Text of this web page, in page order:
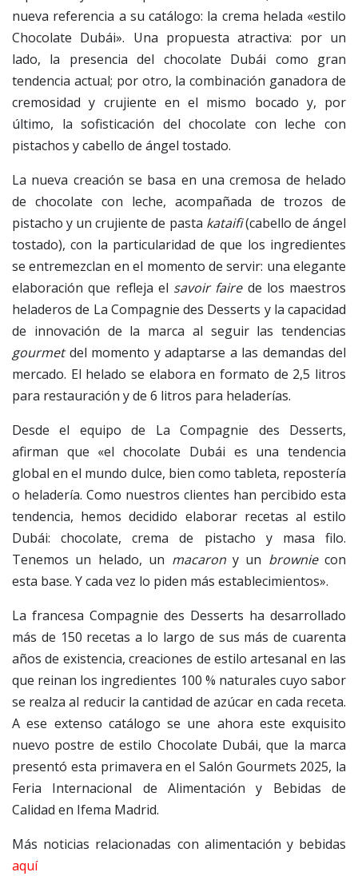
nueva referencia a su catálogo: la crema helada «estilo
Chocolate Dubái». Una propuesta atractiva: por un
lado, la presencia del chocolate Dubái como gran
tendencia actual; por otro, la combinación ganadora de
cremosidad y crujiente en el mismo bocado y, por
último, la sofisticación del chocolate con leche con
pistachos y cabello de ángel tostado.
La nueva creación se basa en una cremosa de helado
de chocolate con leche, acompañada de trozos de
pistacho y un crujiente de pasta kataifi(cabello de ángel
tostado), con la particularidad de que los ingredientes
se entremezclan en el momento de servir: una elegante
elaboración que refleja el savoir fairede los maestros
heladeros de La Compagnie des Desserts y la capacidad
de innovación de la marca al seguir las tendencias
gourmetdel momento y adaptarse a las demandas del
mercado. El helado se elabora en formato de 2,5 litros
para restauración y de 6 litros para heladerías.
Desde el equipo de La Compagnie des Desserts,
afirman que «el chocolate Dubái es una tendencia
global en el mundo dulce, bien como tableta, repostería
o heladería. Como nuestros clientes han percibido esta
tendencia, hemos decidido elaborar recetas al estilo
Dubái: chocolate, crema de pistacho y masa filo.
Tenemos un helado, un macaron y un browniecon
esta base. Y cada vez lo piden más establecimientos».
La francesa Compagnie des Desserts ha desarrollado
más de 150 recetas a lo largo de sus más de cuarenta
años de existencia, creaciones de estilo artesanal en las
que reinan los ingredientes 100 % naturales cuyo sabor
se realza al reducir la cantidad de azúcar en cada receta.
A ese extenso catálogo se une ahora este exquisito
nuevo postre de estilo Chocolate Dubái, que la marca
presentó esta primavera en el Salón Gourmets 2025, la
Feria Internacional de Alimentación y Bebidas de
Calidad en Ifema Madrid.
Más noticias relacionadas con alimentación y bebidas
aquí